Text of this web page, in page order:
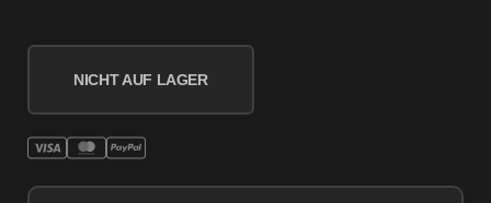
NICHT AUF LAGER